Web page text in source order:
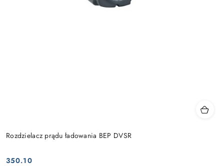
Rozdzielacz prądu ładowania BEP DVSR
350.10